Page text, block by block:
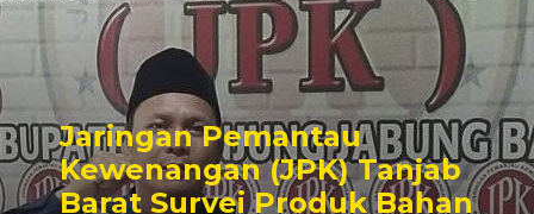
Jaringan Pemantau
Kewenangan (JPK) Tanjab
Barat Survei Produk Bahan